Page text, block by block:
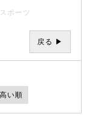
ポーツ
戻る ▶
い順